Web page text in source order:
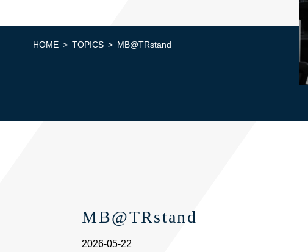
HOME TOPICS MB@TRstand
MB@TRstand
2026-05-22